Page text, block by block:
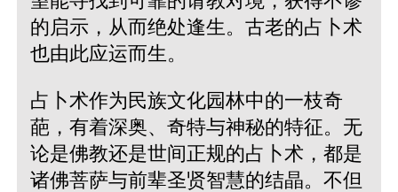
的启示，从而绝处逢生。古老的占卜术
也由此应运而生。
占卜术作为民族文化园林中的一枝奇
葩，有着深奥、奇特与神秘的特征。无
论是佛教还是世间正规的占卜术，都是
诸佛菩萨与前辈圣贤智慧的结晶。不但